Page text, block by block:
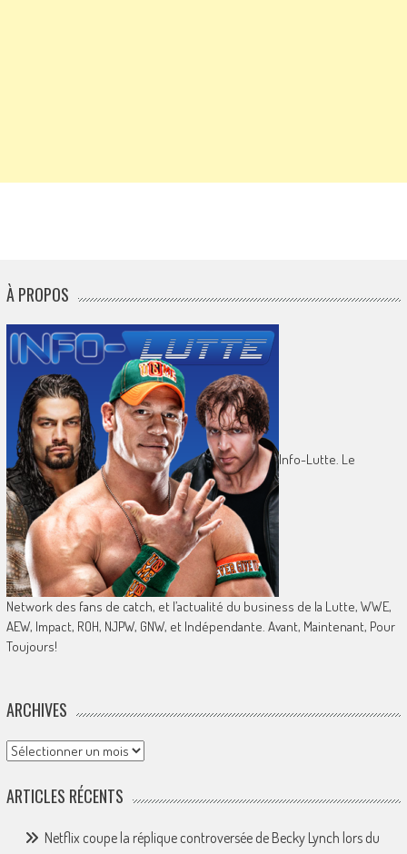
À PROPOS
Info-Lutte. Le
Network des fans de catch, et l’actualité du business de la Lutte, WWE,
AEW, Impact, ROH, NJPW, GNW, et Indépendante. Avant, Maintenant, Pour
Toujours!
ARCHIVES
Archives
ARTICLES RÉCENTS
Netflix coupe la réplique controversée de Becky Lynch lors du